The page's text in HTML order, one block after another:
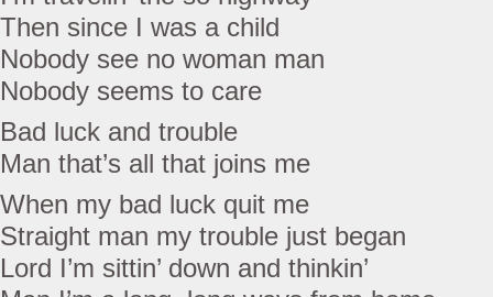
Then since I was a child
Nobody see no woman man
Nobody seems to care
Bad luck and trouble
Man that’s all that joins me
When my bad luck quit me
Straight man my trouble just began
Lord I’m sittin’ down and thinkin’